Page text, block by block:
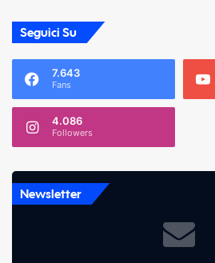
Seguici Su
7.643
Fans
4.086
Followers
Newsletter